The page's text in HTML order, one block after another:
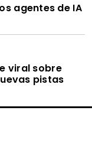
agentes de IA
viral sobre
pistas